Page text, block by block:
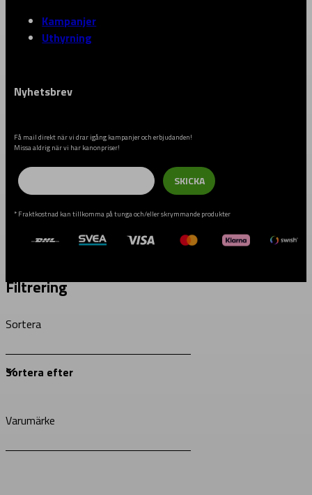
Kampanjer
Uthyrning
Nyhetsbrev
Få mail direkt när vi drar igång kampanjer och erbjudanden!
Missa aldrig när vi har kanonpriser!
Email
SKICKA
* Fraktkostnad kan tillkomma på tunga och/eller skrymmande produkter
Filtrering
Sortera
Varumärke